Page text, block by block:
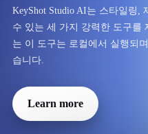
KeyShot Studio AI는 스타일링,
수 있는 세 가지 강력한 도구를
는 이 도구는 로컬에서 실행되
습니다.
Learn more